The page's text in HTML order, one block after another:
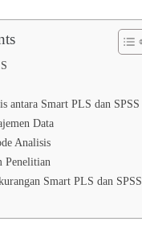
antara Smart PLS dan SPSS
Data
Analisis
Penelitian
Smart PLS dan SPSS